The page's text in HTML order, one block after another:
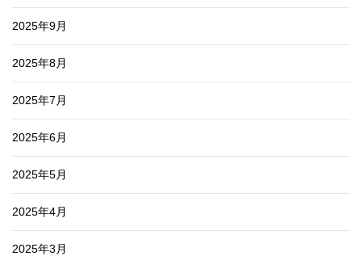
2025年9月
2025年8月
2025年7月
2025年6月
2025年5月
2025年4月
2025年3月